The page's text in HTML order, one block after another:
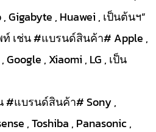
Gigabyte , Huawei , เป็นต้นฯ”
เช่น #แบรนด์สินค้า# Apple ,
Google , Xiaomi , LG , เป็น
#แบรนด์สินค้า# Sony ,
, Toshiba , Panasonic ,